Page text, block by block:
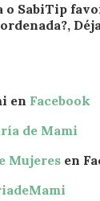
o SabiTip
en Facebook
de Mami
Mujeres en